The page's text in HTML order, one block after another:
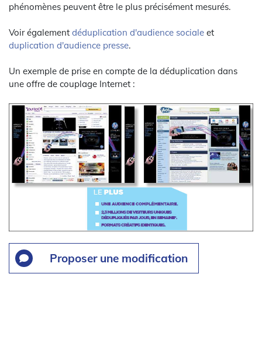
phénomènes peuvent être le plus précisément mesurés.
Voir également déduplication d'audience sociale et
duplication d'audience presse.
Un exemple de prise en compte de la déduplication dans
une offre de couplage Internet :
Proposer une modification